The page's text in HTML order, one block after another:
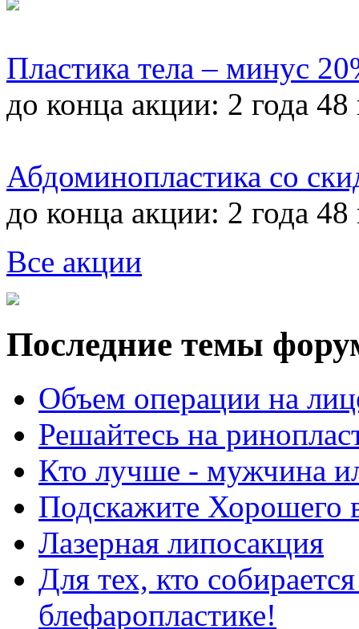
Пластика тела – минус
до конца акции: 2 года 48
Абдоминопластика со
до конца акции: 2 года 48
Все акции
Последние темы
Объем операции на
Решайтесь на
Кто лучше - мужчина
Подскажите Хорошего
Лазерная липосакция
Для тех, кто
блефаропластике!